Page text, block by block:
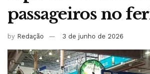
passageiros no
by Redação 3 de junho de 2026